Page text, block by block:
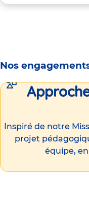
Nos
Inspiré de notre
projet
équipe,